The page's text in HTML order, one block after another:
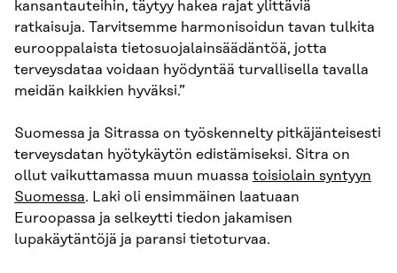
kansantauteihin, täytyy hakea rajat ylittäviä
ratkaisuja. Tarvitsemme harmonisoidun tavan tulkita
eurooppalaista tietosuojalainsäädäntöä, jotta
terveysdataa voidaan hyödyntää turvallisella tavalla
meidän kaikkien hyväksi.”
Suomessa ja Sitrassa on työskennelty pitkäjänteisesti
terveysdatan hyötykäytön edistämiseksi. Sitra on
ollut vaikuttamassa muun muassa toisiolain syntyyn
Suomessa. Laki oli ensimmäinen laatuaan
Euroopassa ja selkeytti tiedon jakamisen
lupakäytäntöjä ja paransi tietoturvaa.